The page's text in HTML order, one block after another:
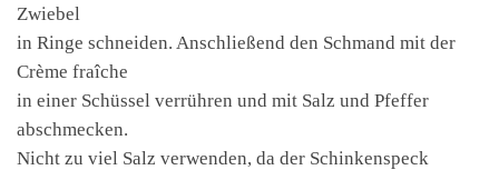
Zwiebel
in Ringe schneiden. Anschließend den Schmand mit der
Crème fraîche
in einer Schüssel verrühren und mit Salz und Pfeffer
abschmecken.
Nicht zu viel Salz verwenden, da der Schinkenspeck